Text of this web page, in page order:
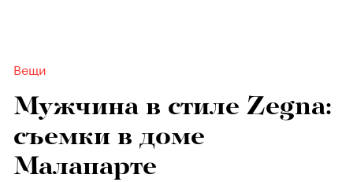
Вещи
Мужчина в стиле Zegna:
съемки в доме
Малапарте